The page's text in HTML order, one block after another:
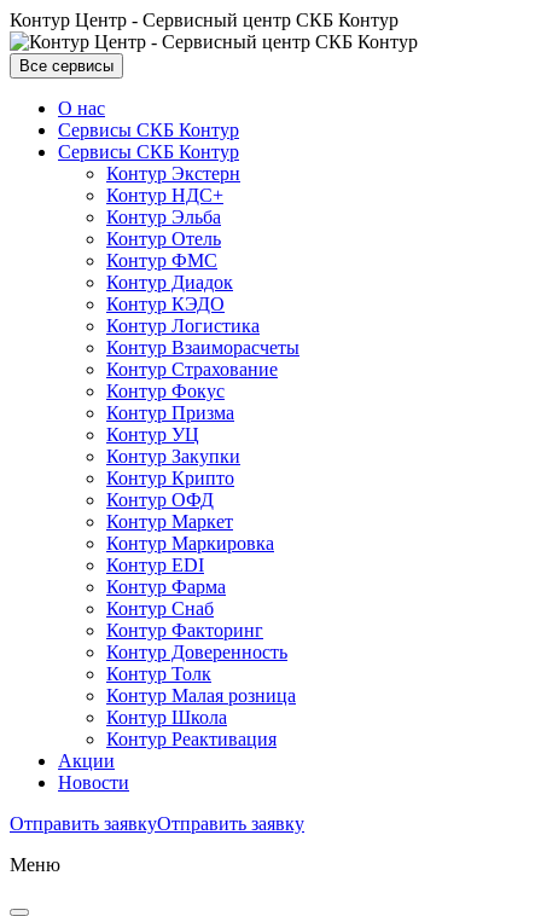
Контур Центр - Сервисный центр СКБ Контур
Все сервисы
О нас
Сервисы СКБ Контур
Сервисы СКБ Контур
Контур Экстерн
Контур НДС+
Контур Эльба
Контур Отель
Контур ФМС
Контур Диадок
Контур КЭДО
Контур Логистика
Контур Взаиморасчеты
Контур Страхование
Контур Фокус
Контур Призма
Контур УЦ
Контур Закупки
Контур Крипто
Контур ОФД
Контур Маркет
Контур Маркировка
Контур EDI
Контур Фарма
Контур Снаб
Контур Факторинг
Контур Доверенность
Контур Толк
Контур Малая розница
Контур Школа
Контур Реактивация
Акции
Новости
Отправить заявкуОтправить заявку
Меню